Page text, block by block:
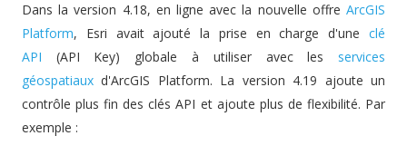
Dans la version 4.18, en ligne avec la nouvelle offreArcGIS
Platform, Esri avait ajouté la prise en charge d'uneclé
API (API Key) globale à utiliser avec les services
géospatiauxd'ArcGIS Platform. La version 4.19 ajoute un
contrôle plus fin des clés API et ajoute plus de flexibilité. Par
exemple :